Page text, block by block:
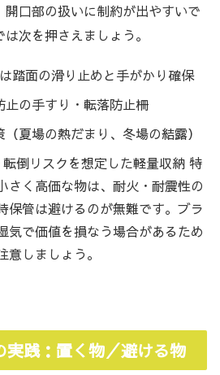
開口部の扱いに制約が出やすいで
次を押さえましょう。
踏面の滑り止めと手がかり確保
止の手すり・転落防止柵
夏場の熱だまり、冬場の結露）
倒リスクを想定した軽量収納 特
さく高価な物は、耐火・耐震性の
保管は避けるのが無難です。ブラ
気で価値を損なう場合があるため
意しましょう。
実践：置く物／避ける物